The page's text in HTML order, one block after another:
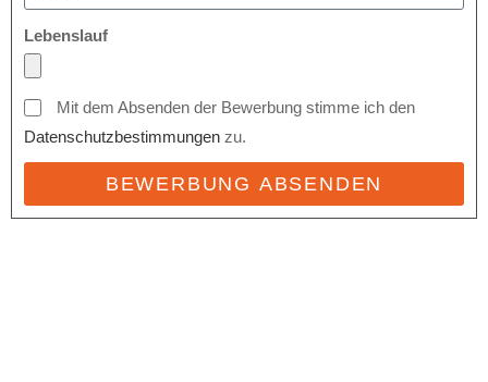
Lebenslauf
Mit dem Absenden der Bewerbung stimme ich den
Datenschutzbestimmungen zu.
BEWERBUNG ABSENDEN